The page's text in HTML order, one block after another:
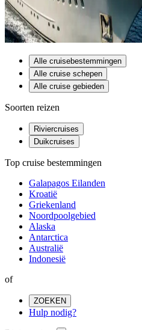
Alle cruisebestemmingen
Alle cruise schepen
Alle cruise gebieden
Soorten reizen
Riviercruises
Duikcruises
Top cruise bestemmingen
Galapagos Eilanden
Kroatië
Griekenland
Noordpoolgebied
Alaska
Antarctica
Australië
Indonesië
of
ZOEKEN
Hulp nodig?